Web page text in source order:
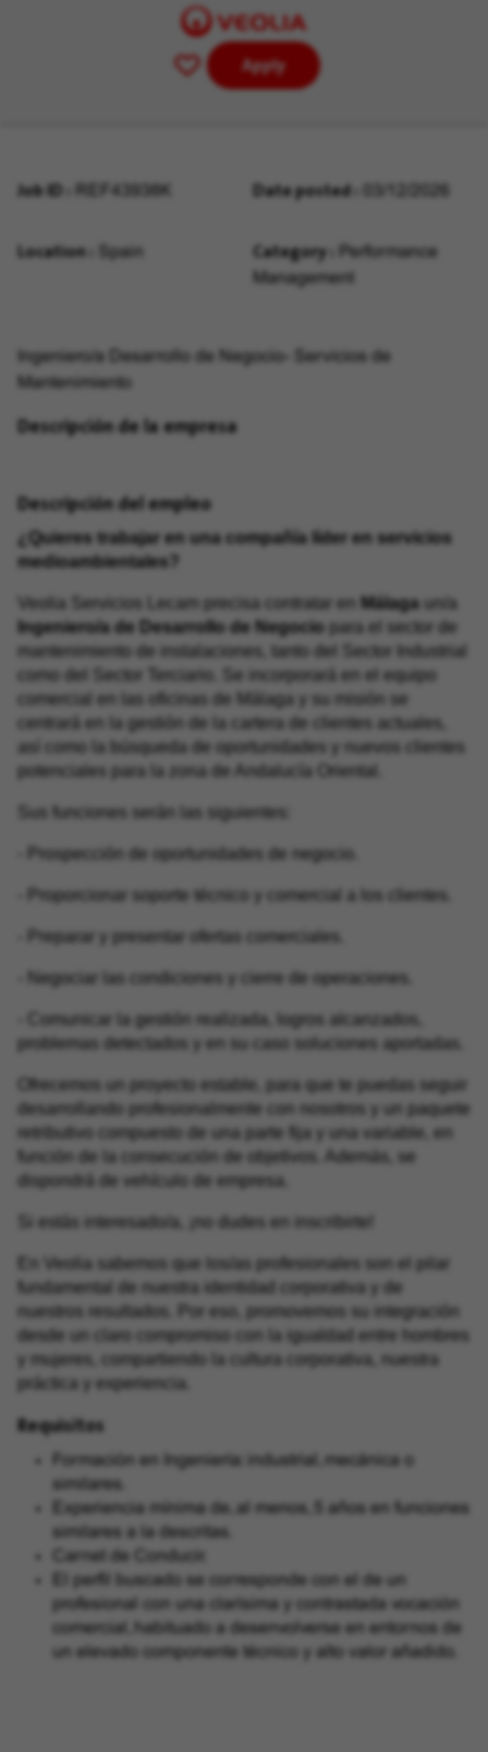
Save
Apply
Job ID REF43938K Date posted
Location Spain Category
Performance
Management
Ingeniero/a Desarrollo de Negocio- Servicios de
Mantenimiento
Descripción de la empresa
Descripción del empleo
¿Quieres trabajar en una compañía líder en servicios
medioambientales?
Veolia Servicios Lecam precisa contratar en Málaga un/a
Ingeniero/a de Desarrollo de Negocio para el sector de
mantenimiento de instalaciones, tanto del Sector Industrial
como del Sector Terciario. Se incorporará en el equipo
comercial en las oficinas de Málaga y su misión se
centrará en la gestión de la cartera de clientes actuales,
así como la búsqueda de oportunidades y nuevos clientes
potenciales para la zona de Andalucía Oriental.
Sus funciones serán las siguientes:
- Prospección de oportunidades de negocio.
- Proporcionar soporte técnico y comercial a los clientes.
- Preparar y presentar ofertas comerciales.
- Negociar las condiciones y cierre de operaciones.
- Comunicar la gestión realizada, logros alcanzados,
problemas detectados y en su caso soluciones aportadas.
Ofrecemos un proyecto estable, para que te puedas seguir
desarrollando profesionalmente con nosotros y un paquete
retributivo compuesto de una parte fija y una variable, en
función de la consecución de objetivos. Además, se
dispondrá de vehículo de empresa.
Si estás interesado/a, ¡no dudes en inscribirte!
En Veolia sabemos que los/as profesionales son el pilar
fundamental de nuestra identidad corporativa y de
nuestros resultados. Por eso, promovemos su integración
desde un claro compromiso con la igualdad entre hombres
y mujeres, compartiendo la cultura corporativa, nuestra
práctica y experiencia.
Requisitos
Formación en Ingeniería: industrial, mecánica o
similares.
Experiencia mínima de, al menos, 5 años en funciones
similares a la descritas.
Carnet de Conducir.
El perfil buscado se corresponde con el de un
profesional con una clarísima y contrastada vocación
comercial, habituado a desenvolverse en entornos de
un elevado componente técnico y alto valor añadido.